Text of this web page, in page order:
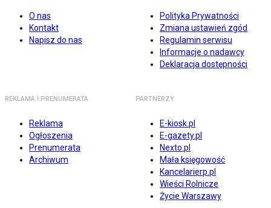
O nas
Kontakt
Napisz do nas
Polityka Prywatności
Zmiana ustawień zgód
Regulamin serwisu
Informacje o nadawcy
Deklaracja dostępności
REKLAMA I PRENUMERATA
Reklama
Ogłoszenia
Prenumerata
Archiwum
PARTNERZY
E-kiosk.pl
E-gazety.pl
Nexto.pl
Mała księgowość
Kancelarierp.pl
Wieści Rolnicze
Życie Warszawy